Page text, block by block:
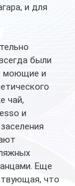
и для
были
моющие и
чай,
и
Еще
что